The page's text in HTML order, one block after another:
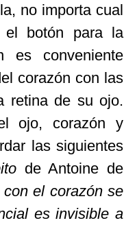
no importa cual
el botón para la
es conveniente
corazón con las
retina de su ojo.
ojo, corazón y
las siguientes
de Antoine de
con el corazón se
es invisible a